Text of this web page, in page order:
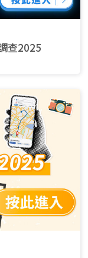
查2025